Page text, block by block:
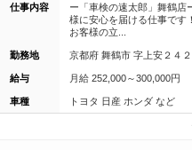
仕事内容
ー「車検の速太郎」舞鶴店
様に安心を届ける仕事です
お客様の立...
勤務地 京都府 舞鶴市 字上安２４２
給与 月給 252,000～300,000円
車種 トヨタ 日産 ホンダ など